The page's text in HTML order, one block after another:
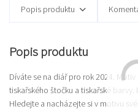
Popis produktu
Popis produktu
Díváte se na diář pro rok 2024.
tiskařského štočku a tiskařské
Hledejte a nacházejte si v motivu